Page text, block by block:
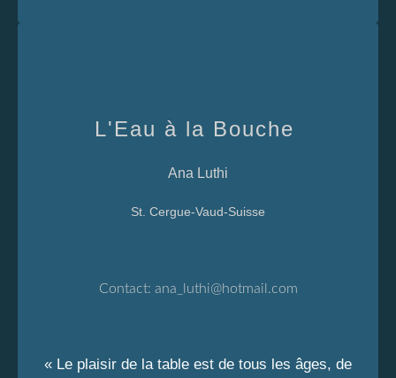
L'Eau à la Bouche
Ana Luthi
St. Cergue-Vaud-Suisse
Contact: ana_luthi@hotmail.com
« Le plaisir de la table est de tous les âges, de